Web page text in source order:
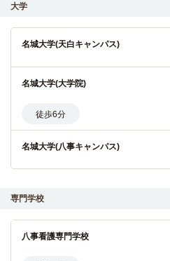
大学
名城大学(天白キャンパス)
名城大学(大学院)
徒歩6分
名城大学(八事キャンパス)
専門学校
八事看護専門学校